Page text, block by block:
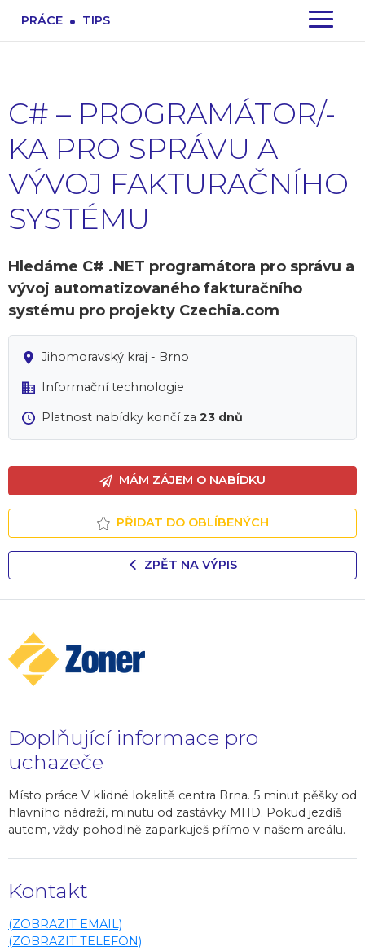
PRÁCE . TIPS
C# – PROGRAMÁTOR/-
KA PRO SPRÁVU A
VÝVOJ FAKTURAČNÍHO
SYSTÉMU
Hledáme C# .NET programátora pro správu a
vývoj automatizovaného fakturačního
systému pro projekty Czechia.com
Jihomoravský kraj - Brno
Informační technologie
Platnost nabídky končí za 23 dnů
MÁM ZÁJEM O NABÍDKU
PŘIDAT DO OBLÍBENÝCH
ZPĚT NA VÝPIS
Doplňující informace pro
uchazeče
Místo práce V klidné lokalitě centra Brna. 5 minut pěšky od
hlavního nádraží, minutu od zastávky MHD. Pokud jezdíš
autem, vždy pohodlně zaparkuješ přímo v našem areálu.
Kontakt
(ZOBRAZIT EMAIL)
(ZOBRAZIT TELEFON)